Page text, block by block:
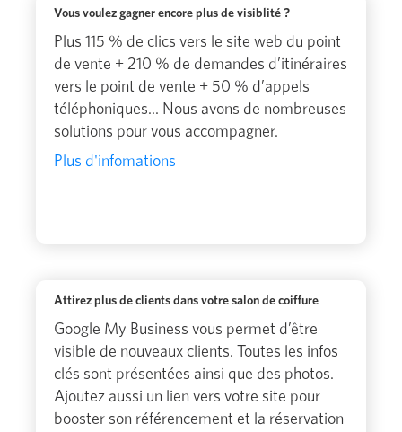
Vous voulez gagner encore plus de visiblité ?
Plus 115 % de clics vers le site web du point
de vente + 210 % de demandes d’itinéraires
vers le point de vente + 50 % d’appels
téléphoniques... Nous avons de nombreuses
solutions pour vous accompagner.
Plus d'infomations
Attirez plus de clients dans votre salon de coiffure
Google My Business vous permet d’être
visible de nouveaux clients. Toutes les infos
clés sont présentées ainsi que des photos.
Ajoutez aussi un lien vers votre site pour
booster son référencement et la réservation